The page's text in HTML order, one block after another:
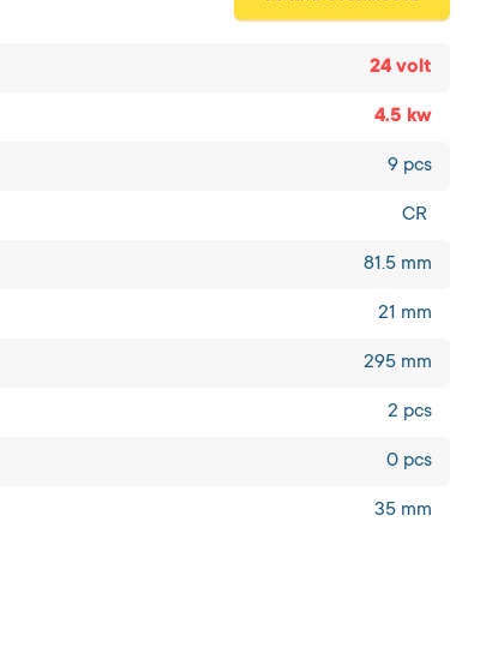
24 volt
4.5 kw
9 pcs
CR
81.5 mm
21 mm
295 mm
2 pcs
0 pcs
35 mm